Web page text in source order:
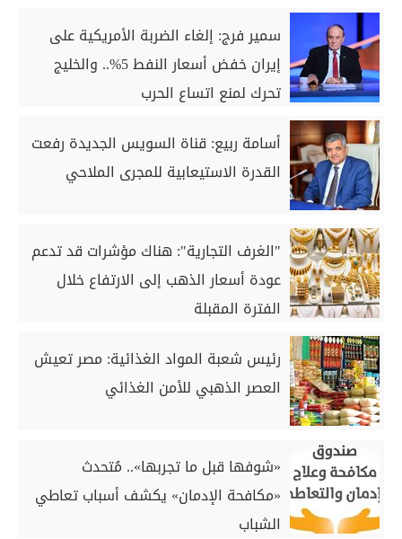
سمير فرج: إلغاء الضربة الأمريكية على
إيران خفض أسعار النفط 5%.. والخليج
تحرك لمنع اتساع الحرب
أسامة ربيع: قناة السويس الجديدة رفعت
القدرة الاستيعابية للمجرى الملاحي
"الغرف التجارية": هناك مؤشرات قد تدعم
عودة أسعار الذهب إلى الارتفاع خلال
الفترة المقبلة
رئيس شعبة المواد الغذائية: مصر تعيش
العصر الذهبي للأمن الغذائي
«شوفها قبل ما تجربها».. مُتحدث
«مكافحة الإدمان» يكشف أسباب تعاطي
الشباب